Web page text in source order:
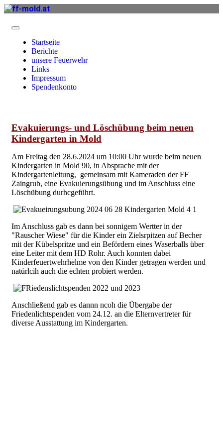
Startseite
Berichte
unsere Feuerwehr
Links
Impressum
Spendenkonto
Evakuierungs- und Löschübung beim neuen
Kindergarten in Mold
Am Freitag den 28.6.2024 um 10:00 Uhr wurde beim neuen
Kindergarten in Mold 90, in Absprache mit der
Kindergartenleitung, gemeinsam mit Kameraden der FF
Zaingrub, eine Evakuierungsübung und im Anschluss eine
Löschübung durhcgeführt.
Im Anschluss gab es dann bei sonnigem Wertter in der
"Rauscher Wiese" für die Kinder ein Zielsrpitzen auf Becher
mit der Kübelspritze und ein Befördern eines Waserballs über
eine Leiter mit dem HD Rohr. Auch konnten dabei
Kinderfeuertwehrhelme von den Kinder getragen werden und
natürlcih auch die echten probiert werden.
Anschließend gab es dannn ncoh die Übergabe der
Friedenlichtspenden vom 24.12. an die Elternvertreter für
diverse Ausstattung im Kindergarten.